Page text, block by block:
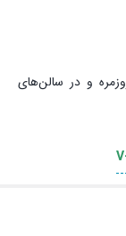
و در سالن‌های